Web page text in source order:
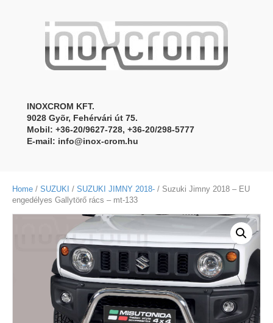
INOXCROM KFT.
9028 Gyõr, Fehérvári út 75.
Mobil: +36-20/9627-728, +36-20/298-5777
E-mail: info@inox-crom.hu
Home / SUZUKI / SUZUKI JIMNY 2018- / Suzuki Jimny 2018 – EU
engedélyes Gallytörő rács – mt-133